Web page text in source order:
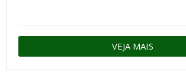
VEJA MAIS